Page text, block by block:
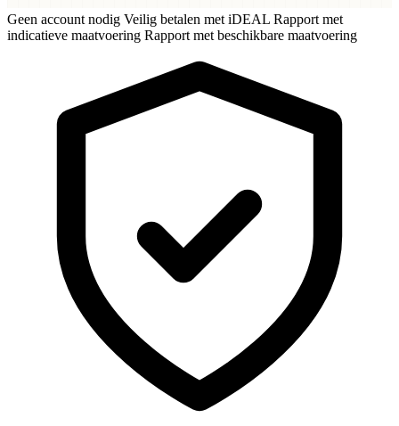
Geen account nodig Veilig betalen met iDEAL Rapport met
indicatieve maatvoering Rapport met beschikbare maatvoering